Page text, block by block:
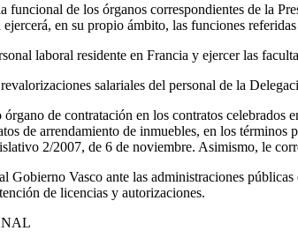
funcional de los órganos correspondientes de la
en su propio ámbito, las funciones referidas
laboral residente en Francia y ejercer las
salariales del personal de la
de contratación en los contratos celebrados
de arrendamiento de inmuebles, en los
2/2007, de 6 de noviembre. Asimismo, le
Gobierno Vasco ante las administraciones
de licencias y autorizaciones.